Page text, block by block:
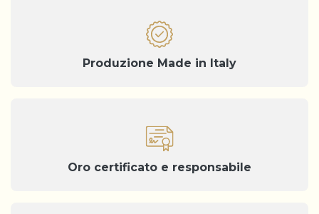
Produzione Made in Italy
Oro certificato e responsabile